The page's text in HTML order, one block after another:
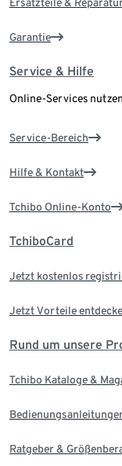
Ersatzteile &
Garantie
Service & Hilfe
Online-Services
Service-Bereich
Hilfe & Kontakt
Tchibo Online-Konto
TchiboCard
Jetzt kostenlos
Jetzt Vorteile
Rund um unsere
Tchibo Kataloge &
Ratgeber &